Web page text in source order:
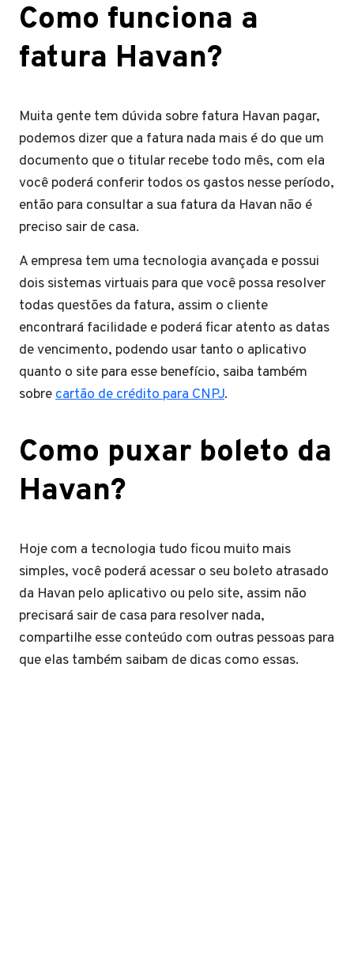
Como funciona a
fatura Havan?
Muita gente tem dúvida sobre fatura Havan pagar,
podemos dizer que a fatura nada mais é do que um
documento que o titular recebe todo mês, com ela
você poderá conferir todos os gastos nesse período,
então para consultar a sua fatura da Havan não é
preciso sair de casa.
A empresa tem uma tecnologia avançada e possui
dois sistemas virtuais para que você possa resolver
todas questões da fatura, assim o cliente
encontrará facilidade e poderá ficar atento as datas
de vencimento, podendo usar tanto o aplicativo
quanto o site para esse benefício, saiba também
sobrecartão de crédito para CNPJ.
Como puxar boleto da
Havan?
Hoje com a tecnologia tudo ficou muito mais
simples, você poderá acessar o seu boleto atrasado
da Havan pelo aplicativo ou pelo site, assim não
precisará sair de casa para resolver nada,
compartilhe esse conteúdo com outras pessoas para
que elas também saibam de dicas como essas.